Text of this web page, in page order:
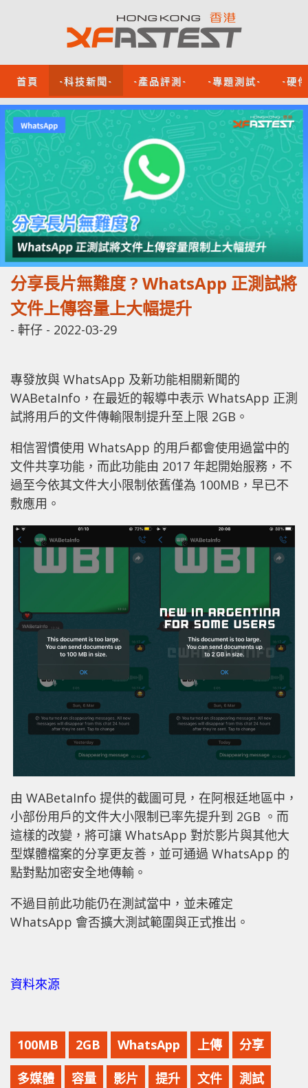
首頁 -科技新聞- -產品評測- -專題測試- -硬
分享長片無難度 ? WhatsApp 正測試將
文件上傳容量上大幅提升
- 軒仔 - 2022-03-29
專發放與 WhatsApp 及新功能相關新聞的
WABetaInfo ，在最近的報導中表示 WhatsApp 正測
試將用戶的文件傳輸限制提升至上限 2GB 。
相信習慣使用 WhatsApp 的用戶都會使用過當中的
文件共享功能，而此功能由 2017 年起開始服務，不
過至今依其文件大小限制依舊僅為 100MB，早已不
敷應用。
由 WABetaInfo 提供的截圖可見，在阿根廷地區中，
小部份用戶的文件大小限制已率先提升到 2GB 。而
這樣的改變，將可讓 WhatsApp 對於影片與其他大
型媒體檔案的分享更友善，並可通過 WhatsApp 的
點對點加密安全地傳輸。
不過目前此功能仍在測試當中，並未確定
WhatsApp 會否擴大測試範圍與正式推出。
資料來源
100MB 2GB WhatsApp 上傳 分享
多媒體 容量 影片 提升 文件 測試